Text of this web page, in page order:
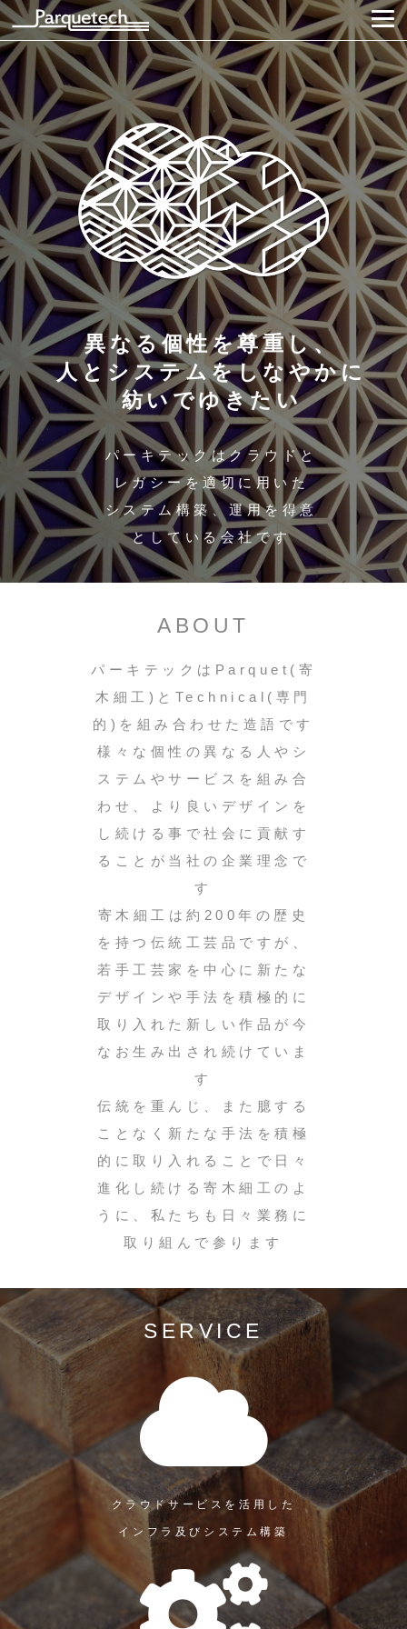
異なる個性を尊重し、
人とシステムをしなやかに
紡いでゆきたい
パーキテックはクラウドと
レガシーを適切に用いた
システム構築、運用を得意
としている会社です
ABOUT
パーキテックはParquet(寄
木細工)とTechnical(専門
的)を組み合わせた造語です
様々な個性の異なる人やシ
ステムやサービスを組み合
わせ、より良いデザインを
し続ける事で社会に貢献す
ることが当社の企業理念で
す
寄木細工は約200年の歴史
を持つ伝統工芸品ですが、
若手工芸家を中心に新たな
デザインや手法を積極的に
取り入れた新しい作品が今
なお生み出され続けていま
す
伝統を重んじ、また臆する
ことなく新たな手法を積極
的に取り入れることで日々
進化し続ける寄木細工のよ
うに、私たちも日々業務に
取り組んで参ります
SERVICE
クラウドサービスを活用した
インフラ及びシステム構築